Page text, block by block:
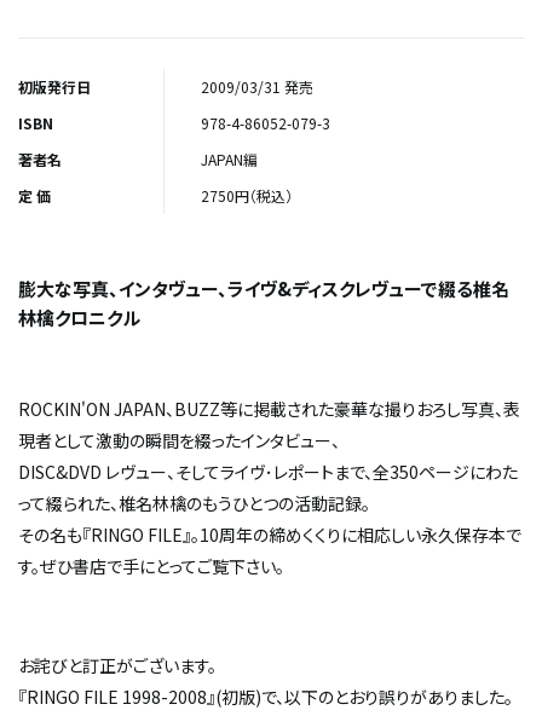
初版発行日
2009/03/31 発売
ISBN
978-4-86052-079-3
著者名
JAPAN編
定 価
2750円（税込）
膨大な写真、インタヴュー、ライヴ&ディスクレヴューで綴る椎名
林檎クロニクル
ROCKIN'ON JAPAN、BUZZ等に掲載された豪華な撮りおろし写真、表
現者として激動の瞬間を綴ったインタビュー、
DISC&DVD レヴュー、そしてライヴ･レポートまで、全350ページにわた
って綴られた、椎名林檎のもうひとつの活動記録。
その名も『RINGO FILE』。10周年の締めくくりに相応しい永久保存本で
す。ぜひ書店で手にとってご覧下さい。
お詫びと訂正がございます。
『RINGO FILE 1998-2008』(初版)で、以下のとおり誤りがありました。